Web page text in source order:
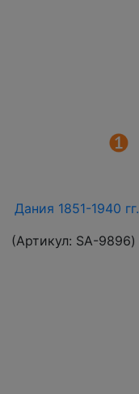
Дания 1851-1940
(Артикул: SA-9896)